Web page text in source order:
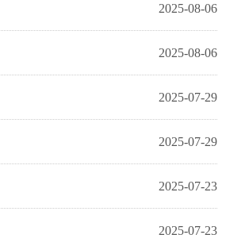
2025-08-06
2025-08-06
2025-07-29
2025-07-29
2025-07-23
2025-07-23